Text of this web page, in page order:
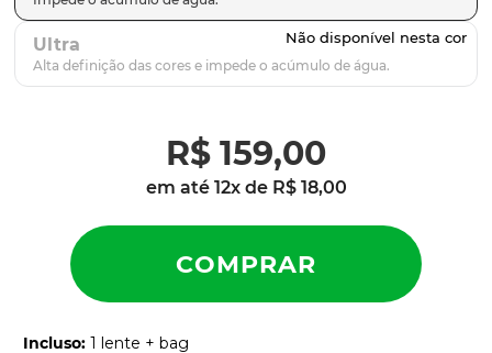
Ultra
R$ 159,00
em até 12x de R$ 18,00
Incluso: 1 lente + bag